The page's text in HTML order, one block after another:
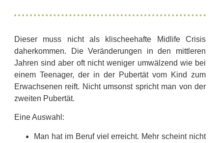
Dieser muss nicht als klischeehafte Midlife Crisis
daherkommen. Die Veränderungen in den mittleren
Jahren sind aber oft nicht weniger umwälzend wie bei
einem Teenager, der in der Pubertät vom Kind zum
Erwachsenen reift. Nicht umsonst spricht man von der
zweiten Pubertät.
Eine Auswahl:
Man hat im Beruf viel erreicht. Mehr scheint nicht